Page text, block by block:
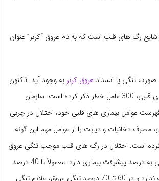
شایع رگ های قلب است که به نام عروق “کرنر” عنوان
صورت تنگی یا انسداد عروق کرنر به وجود آید. تاکنون
علم برای این گونه بیماری قلبی، 300 عامل خطر ذکر کرده است. سازمان
عوامل بیماری های قلبی خود، اختلال در چربی
مصرف دخانیات و دیابت را از عوامل مهم این گونه
است. اختلال در رگ های قلب موجب تنگی عروق
قلب می شود که بستگی به درصد پیشرفت بیماری دارد. معمولاً تا 40 درصد
تنگی عروق قلب علامت ندارد و در 60 تا 70 درصد تنگی عروق، علایم تنگی